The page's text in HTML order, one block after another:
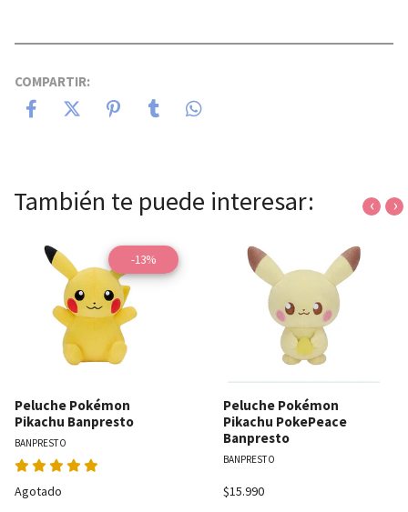
COMPARTIR:
También te puede interesar:
-13%
Peluche Pokémon
Pikachu Banpresto
BANPRESTO
Agotado
Peluche Pokémon
Pikachu PokePeace
Banpresto
BANPRESTO
$15.990
‹ ›